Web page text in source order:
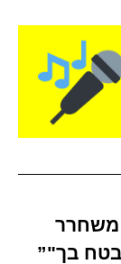
משחרר
בך"”